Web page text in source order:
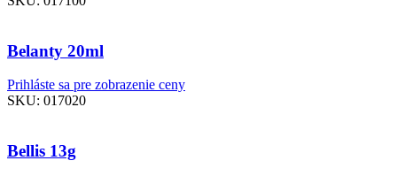
Belanty 20ml
Prihláste sa pre zobrazenie ceny
SKU: 017020
Bellis 13g